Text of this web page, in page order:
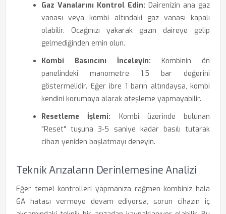
Gaz Vanalarını Kontrol Edin: Dairenizin ana gaz
vanası veya kombi altındaki gaz vanası kapalı
olabilir. Ocağınızı yakarak gazın daireye gelip
gelmediğinden emin olun.
Kombi Basıncını İnceleyin: Kombinin ön
panelindeki manometre 1.5 bar değerini
göstermelidir. Eğer ibre 1 barın altındaysa, kombi
kendini korumaya alarak ateşleme yapmayabilir.
Resetleme İşlemi: Kombi üzerinde bulunan
"Reset" tuşuna 3-5 saniye kadar basılı tutarak
cihazı yeniden başlatmayı deneyin.
Teknik Arızaların Derinlemesine Analizi
Eğer temel kontrolleri yapmanıza rağmen kombiniz hala
6A hatası vermeye devam ediyorsa, sorun cihazın iç